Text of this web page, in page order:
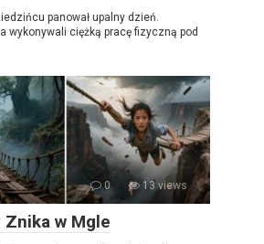
panował upalny dzień.
wykonywali ciężką pracę fizyczną pod
0 13 views
w Mgle